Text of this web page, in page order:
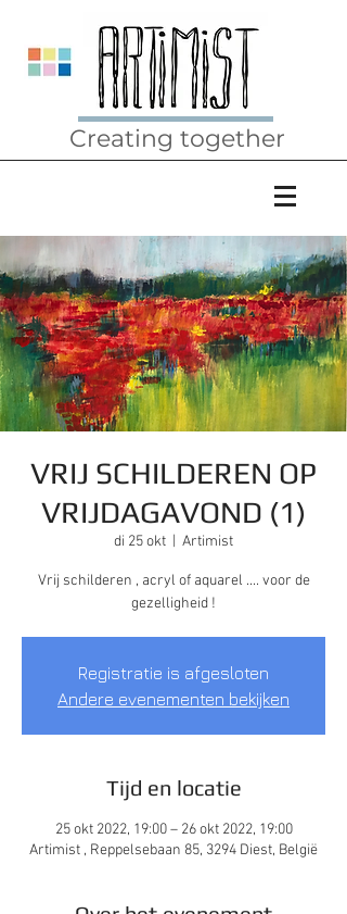
Creating together
VRIJ SCHILDEREN OP
VRIJDAGAVOND (1)
di 25 okt Artimist
Vrij schilderen , acryl of aquarel .... voor de
gezelligheid !
Registratie is afgesloten
Andere evenementen bekijken
Tijd en locatie
25 okt 2022, 19:00 – 26 okt 2022, 19:00
Artimist , Reppelsebaan 85, 3294 Diest, België